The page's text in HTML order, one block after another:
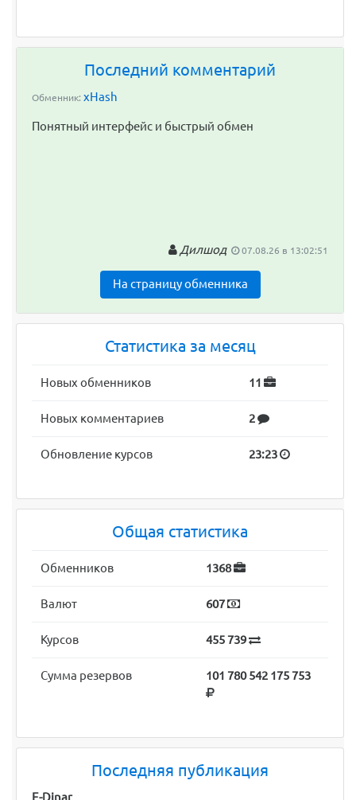
Последний комментарий
Обменник: xHash
Понятный интерфейс и быстрый обмен
Дилшод 07.08.26 в 13:02:51
На страницу обменника
Статистика за месяц
Новых обменников 11
Новых комментариев 2
Обновление курсов 23:23
Общая статистика
Обменников 1368
Валют 607
Курсов 455 739
Сумма резервов 101 780 542 175 753
Последняя публикация
E-Dinar